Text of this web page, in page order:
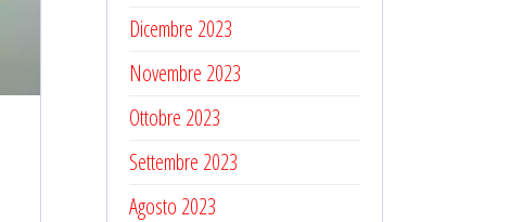
Dicembre 2023
Novembre 2023
Ottobre 2023
Settembre 2023
Agosto 2023